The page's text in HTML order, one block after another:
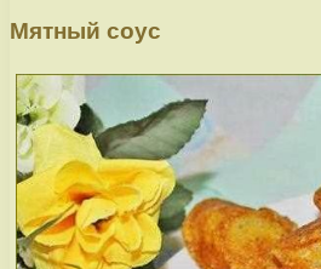
Мятный соус